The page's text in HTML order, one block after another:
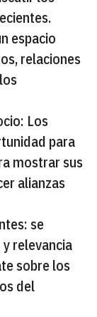
espacio
relaciones
Los
para
mostrar sus
alianzas
se
relevancia
sobre los
del